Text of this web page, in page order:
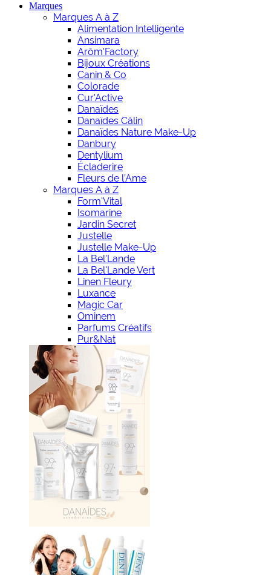
Marques
Marques A à Z
Alimentation Intelligente
Ansimara
Arôm'Factory
Bijoux Créations
Canin & Co
Colorade
Cur'Active
Danaïdes
Danaïdes Câlin
Danaïdes Nature Make-Up
Danbury
Dentylium
Écladerire
Fleurs de l’Ame
Marques A à Z
Form'Vital
Isomarine
Jardin Secret
Justelle
Justelle Make-Up
La Bel'Lande
La Bel'Lande Vert
Linen Fleury
Luxance
Magic Car
Ominem
Parfums Créatifs
Pur&Nat